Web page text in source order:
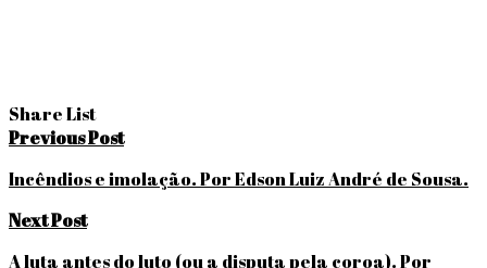
Share List
Navegação
de
Post
Previous Post
Incêndios e imolação. Por Edson Luiz André de Sousa.
Next Post
A luta antes do luto (ou a disputa pela coroa). Por